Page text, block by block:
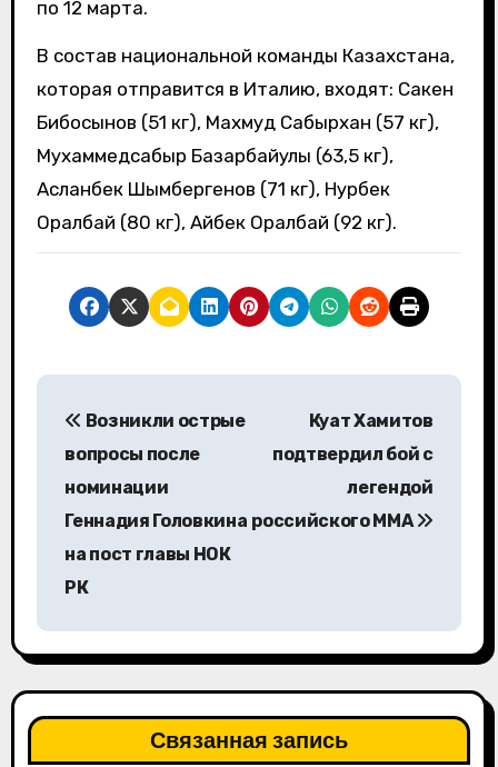
по 12 марта.
В состав национальной команды Казахстана,
которая отправится в Италию, входят: Сакен
Бибосынов (51 кг), Махмуд Сабырхан (57 кг),
Мухаммедсабыр Базарбайулы (63,5 кг),
Асланбек Шымбергенов (71 кг), Нурбек
Оралбай (80 кг), Айбек Оралбай (92 кг).
Н
а
ц
и
Возникли острые
вопросы после
номинации
Геннадия Головкина
на пост главы НОК
РК
Куат Хамитов
подтвердил бой с
легендой
российского ММА
Связанная запись